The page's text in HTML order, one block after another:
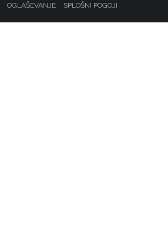
OGLAŠEVANJE SPLOŠNI POGOJI